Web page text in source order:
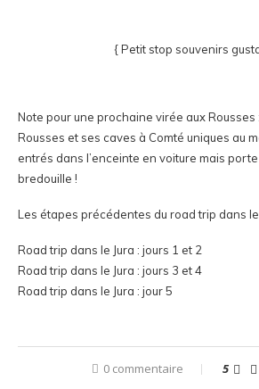
{ Petit stop souvenirs
Note pour une prochaine virée aux
Rousses et ses caves à Comté uniques au
entrés dans l’enceinte en voiture mais
bredouille !
Les étapes précédentes du road trip dans le
Road trip dans le Jura : jours 1 et 2
Road trip dans le Jura : jours 3 et 4
Road trip dans le Jura : jour 5
0 commentaire 5